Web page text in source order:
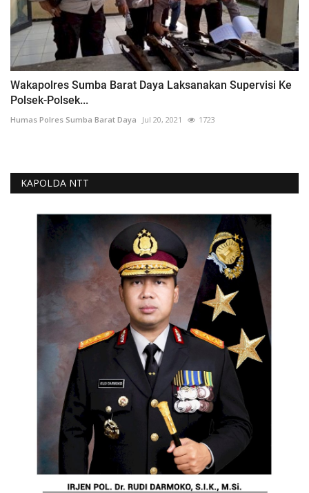
Wakapolres Sumba Barat Daya Laksanakan Supervisi Ke
Polsek-Polsek...
Humas Polres Sumba Barat Daya Jul 20, 2021 1723
KAPOLDA NTT